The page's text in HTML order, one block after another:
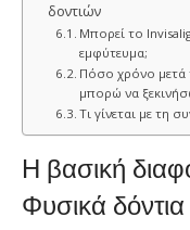
δοντιών
Μπορεί το
εμφύτευμα;
Πόσο χρόνο μετά
μπορώ να
Τι γίνεται με τη
Η βασική
Φυσικά